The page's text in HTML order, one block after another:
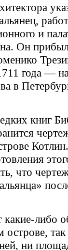
и
Он
года — на
в
книг
что
либо
острове,
ни